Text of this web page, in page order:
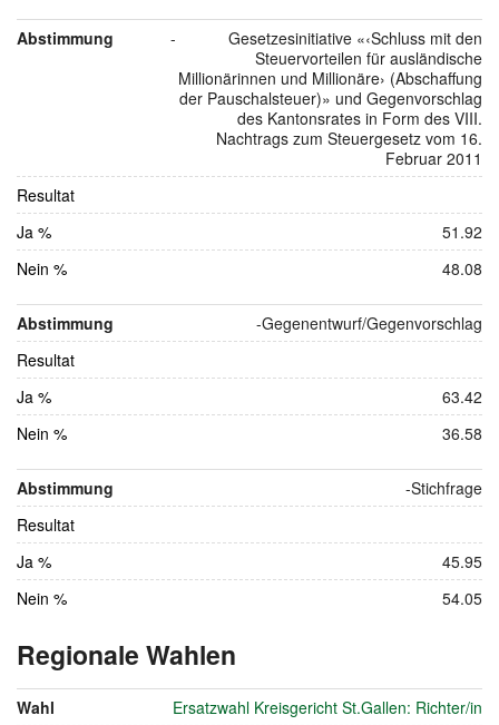
Abstimmung -
Gesetzesinitiative «‹Schluss mit den
Steuervorteilen für ausländische
Millionärinnen und Millionäre› (Abschaffung
der Pauschalsteuer)» und Gegenvorschlag
des Kantonsrates in Form des VIII.
Nachtrags zum Steuergesetz vom 16.
Februar 2011
Resultat
Ja %
51.92
Nein %
48.08
Abstimmung -Gegenentwurf/Gegenvorschlag
Resultat
Ja %
63.42
Nein %
36.58
Abstimmung -Stichfrage
Resultat
Ja %
45.95
Nein %
54.05
Regionale Wahlen
27.
Wahl
Ersatzwahl Kreisgericht St.Gallen: Richter/in